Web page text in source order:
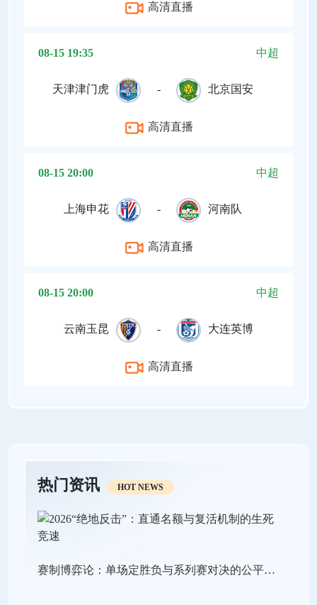
高清直播
08-15 19:35 中超
天津津门虎 - 北京国安
高清直播
08-15 20:00 中超
上海申花 - 河南队
高清直播
08-15 20:00 中超
云南玉昆 - 大连英博
高清直播
热门资讯 HOT NEWS
赛制博弈论：单场定胜负与系列赛对决的公平性极限探析